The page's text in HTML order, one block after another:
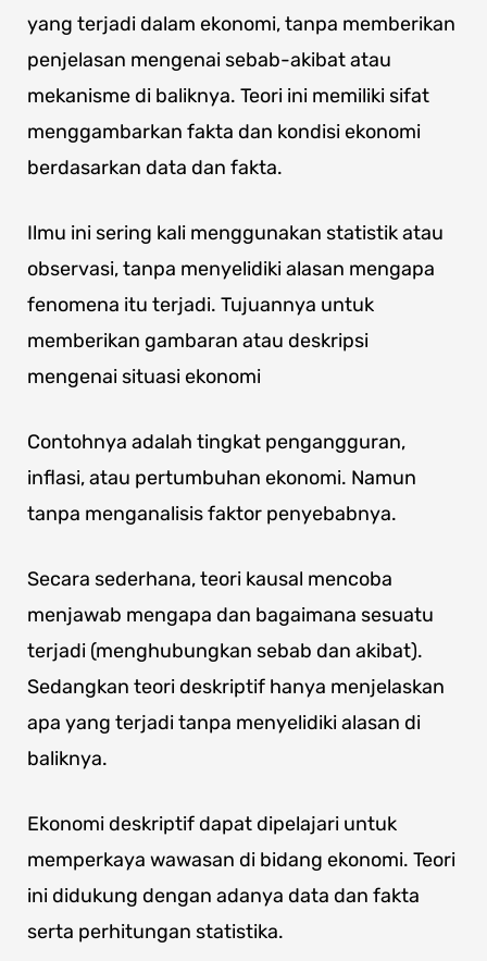
yang terjadi dalam ekonomi, tanpa memberikan
penjelasan mengenai sebab-akibat atau
mekanisme di baliknya. Teori ini memiliki sifat
menggambarkan fakta dan kondisi ekonomi
berdasarkan data dan fakta.
Ilmu ini sering kali menggunakan statistik atau
observasi, tanpa menyelidiki alasan mengapa
fenomena itu terjadi. Tujuannya untuk
memberikan gambaran atau deskripsi
mengenai situasi ekonomi
Contohnya adalah tingkat pengangguran,
inflasi, atau pertumbuhan ekonomi. Namun
tanpa menganalisis faktor penyebabnya.
Secara sederhana, teori kausal mencoba
menjawab mengapa dan bagaimana sesuatu
terjadi (menghubungkan sebab dan akibat).
Sedangkan teori deskriptif hanya menjelaskan
apa yang terjadi tanpa menyelidiki alasan di
baliknya.
Ekonomi deskriptif dapat dipelajari untuk
memperkaya wawasan di bidang ekonomi. Teori
ini didukung dengan adanya data dan fakta
serta perhitungan statistika.